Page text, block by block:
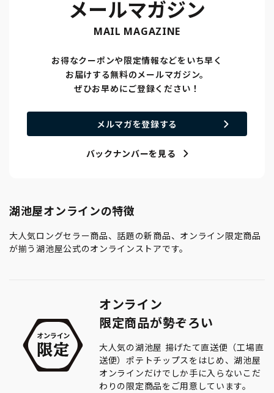
メールマガジン
MAIL MAGAZINE
お得なクーポンや限定情報などをいち早く
お届けする無料のメールマガジン。
ぜひお早めにご登録ください！
メルマガを登録する
バックナンバーを見る
湖池屋オンラインの特徴
大人気ロングセラー商品、話題の新商品、オンライン限定商品
が揃う湖池屋公式のオンラインストアです。
オンライン
限定商品が勢ぞろい
大人気の湖池屋 揚げたて直送便（工場直
送便）ポテトチップスをはじめ、湖池屋
オンラインだけでしか手に入らないこだ
わりの限定商品をご用意しています。